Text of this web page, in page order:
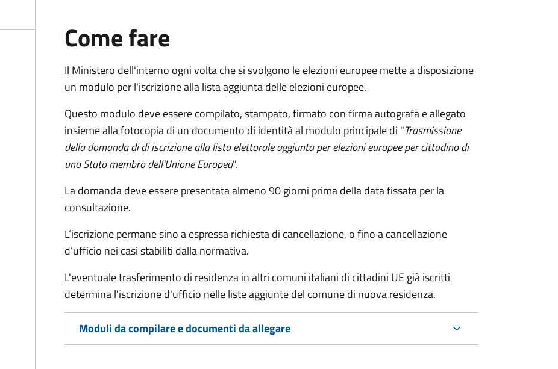
Come fare
Il Ministero dell'interno ogni volta che si svolgono le elezioni europee mette a disposizione
un modulo per l'iscrizione alla lista aggiunta delle elezioni europee.
Questo modulo deve essere compilato, stampato, firmato con firma autografa e allegato
insieme alla fotocopia di un documento di identità al modulo principale di "Trasmissione
della domanda di di iscrizione alla lista elettorale aggiunta per elezioni europee per cittadino di
uno Stato membro dell'Unione Europea".
La domanda deve essere presentata almeno 90 giorni prima della data fissata per la
consultazione.
L’iscrizione permane sino a espressa richiesta di cancellazione, o fino a cancellazione
d’ufficio nei casi stabiliti dalla normativa.
L'eventuale trasferimento di residenza in altri comuni italiani di cittadini UE già iscritti
determina l'iscrizione d'ufficio nelle liste aggiunte del comune di nuova residenza.
Moduli da compilare e documenti da allegare